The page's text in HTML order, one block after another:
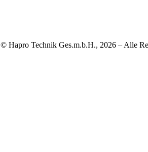
© Hapro Technik Ges.m.b.H., 2026 – Alle